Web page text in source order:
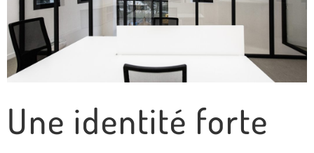
Une identité forte